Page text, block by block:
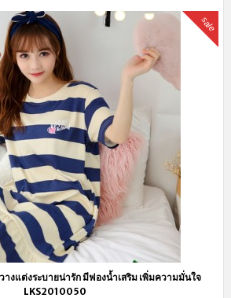
sale
างแต่งระบายน่ารัก มีฟองน้ำเสริม เพิ่มความมั่นใจ
LKS2010050